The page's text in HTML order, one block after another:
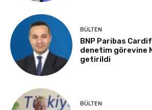
BÜLTEN
BNP Paribas
denetim görevine
getirildi
BÜLTEN